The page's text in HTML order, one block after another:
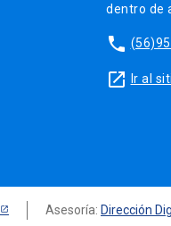
dentro de
phone
launch Ir al
Asesoría: Dirección